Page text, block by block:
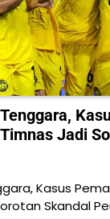
Jadi
Kasus
Skandal